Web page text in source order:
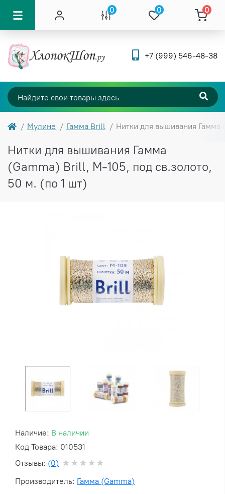
0 0 0
+7 (999) 546-48-38
Мулине Гамма Brill Нитки для вышивания
Нитки для вышивания Гамма
(Gamma) Brill, М-105, под св.золото,
50 м. (по 1 шт)
Наличие: В наличии
Код Товара: 010531
Отзывы: (0)
Производитель: Гамма (Gamma)